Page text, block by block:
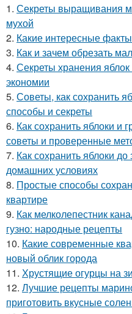
1. Секреты выращивания
мухой
2. Какие интересные
3. Как и зачем обрезать
4. Секреты хранения
экономии
5. Советы, как сохранить
способы и секреты
6. Как сохранить яблоки и
советы и проверенные
7. Как сохранить яблоки
домашних условиях
8. Простые способы
квартире
9. Как мелколепестник
гузно: народные рецепты
10. Какие современные
новый облик города
11. Хрустящие огурцы на
12. Лучшие рецепты
приготовить вкусные